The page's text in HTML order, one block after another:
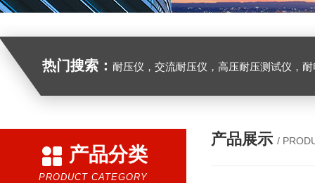
热门搜索： 耐压仪，交流耐压仪，高压耐压测试仪，
产品分类
PRODUCT CATEGORY
产品展示 /